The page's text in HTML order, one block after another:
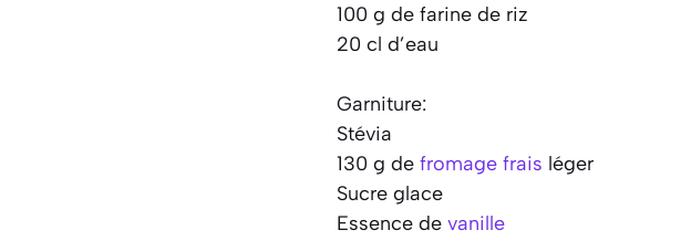
100 g de farine de riz
20 cl d’eau
Garniture:
Stévia
130 g de fromage frais léger
Sucre glace
Essence de vanille